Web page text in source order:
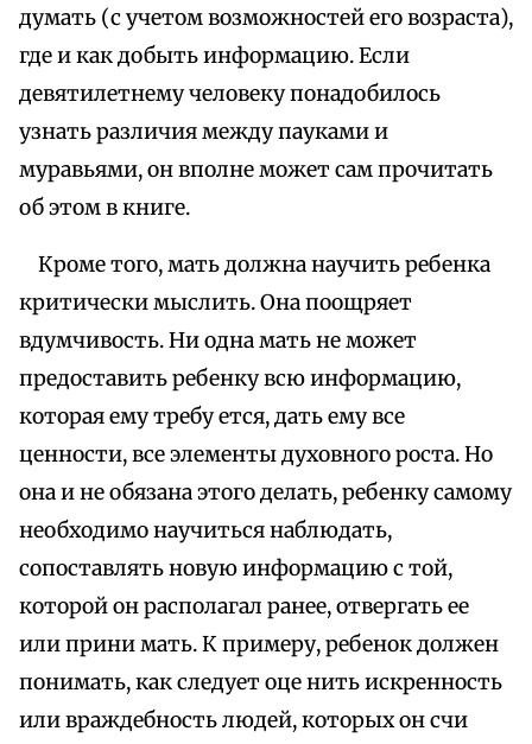
думать (с учетом возможностей его возраста),
где и как добыть информацию. Если
девятилетнему человеку понадобилось
узнать различия между пауками и
муравьями, он вполне может сам прочитать
об этом в книге.
Кроме того, мать должна научить ребенка
критически мыслить. Она поощряет
вдумчивость. Ни одна мать не может
предоставить ребенку всю информацию,
которая ему требу ется, дать ему все
ценности, все элементы духовного роста. Но
она и не обязана этого делать, ребенку самому
необходимо научиться наблюдать,
сопоставлять новую информацию с той,
которой он располагал ранее, отвергать ее
или прини мать. К примеру, ребенок должен
понимать, как следует оце нить искренность
или враждебность людей, которых он счи